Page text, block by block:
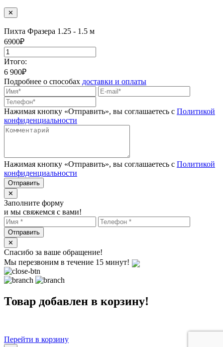
✕
Пихта Фразера 1.25 - 1.5 м
6900₽
Итого:
6 900₽
Подробнее о способах доставки и оплаты
Нажимая кнопку «Отправить», вы соглашаетесь с Политикой
конфиденциальности
Нажимая кнопку «Отправить», вы соглашаетесь с Политикой
конфиденциальности
✕
Заполните форму
и мы свяжемся с вами!
✕
Спасибо за ваше обращение!
Мы перезвоним в течение 15 минут!
Товар добавлен в корзину!
Перейти в корзину